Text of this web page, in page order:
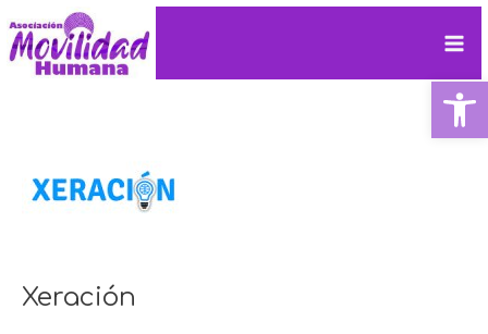
al
contenido
Xeración
Navegación
de
entradas